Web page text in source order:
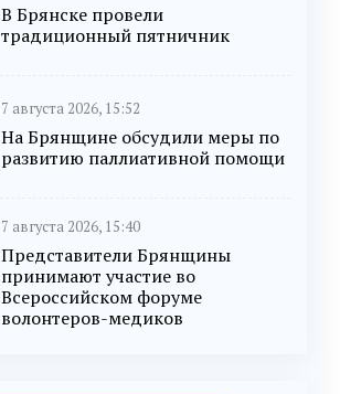
В Брянске провели
традиционный пятничник
7 августа 2026, 15:52
На Брянщине обсудили меры по
развитию паллиативной помощи
7 августа 2026, 15:40
Представители Брянщины
принимают участие во
Всероссийском форуме
волонтеров-медиков